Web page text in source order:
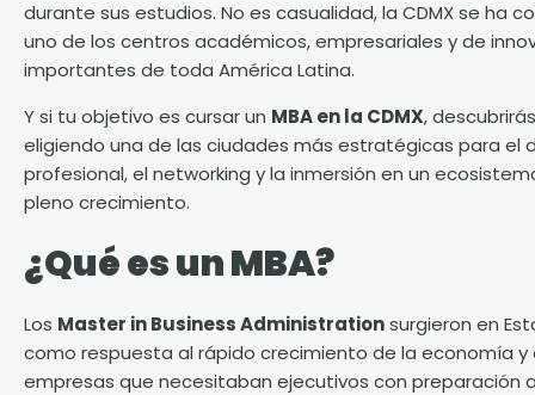
durante sus estudios. No es casualidad, la CDMX se ha
uno de los centros académicos, empresariales y de
importantes de toda América Latina.
Y si tu objetivo es cursar un MBA en la CDMX,
eligiendo una de las ciudades más estratégicas para el
profesional, el networking y la inmersión en un
pleno crecimiento.
¿Qué es un MBA?
Los Master in Business Administrationsurgieron en
como respuesta al rápido crecimiento de la economía
empresas que necesitaban ejecutivos con preparación